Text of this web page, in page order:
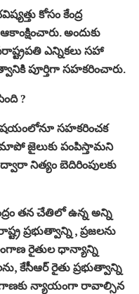
కోసం కేంద్ర
అందుకు
ఎన్నికలు సహా
పూర్తిగా సహకరించారు.
?
సహకరించక
జైలుకు పంపిస్తామని
నిత్యం బెదిరింపులకు
తన చేతిలో ఉన్న అన్ని
ప్రభుత్వాన్ని , ప్రజలను
రైతుల ధాన్యాన్ని
కేసీఆర్ రైతు ప్రభుత్వాన్ని
న్యాయంగా రావాల్సిన